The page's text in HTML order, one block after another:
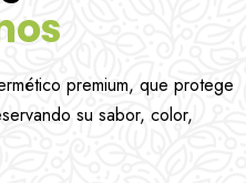
premium, que protege
su sabor, color,